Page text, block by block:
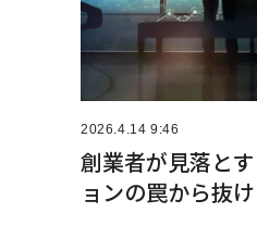
2026.4.14 9:46
創業者が見落と
ョンの罠から抜